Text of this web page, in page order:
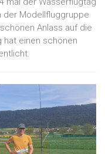
der Modellfluggruppe
Anlass auf die
hat einen schönen